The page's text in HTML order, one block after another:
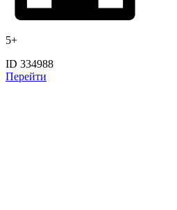
5+
ID 334988
Перейти